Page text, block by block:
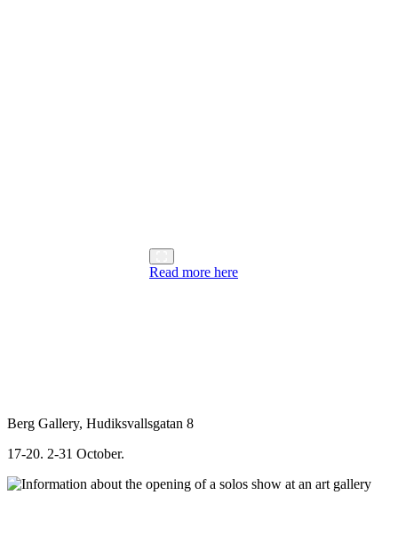
Read more here
Berg Gallery, Hudiksvallsgatan 8
17-20. 2-31 October.